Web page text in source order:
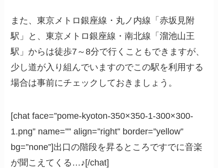
また、東京メトロ銀座線・丸ノ内線「赤坂見附
駅」と、東京メトロ銀座線・南北線「溜池山王
駅」からは徒歩7～8分で行くこともできますが、
少し道が入り組んでいますのでこの駅を利用する
場合は事前にチェックしておきましょう。
[chat face=”pome-kyoton-350×350-1-300×300-
1.png” name=”” align=”right” border=”yellow”
bg=”none”]出口の階段を昇るところですでに音楽
が聞こえてくる…♪[/chat]